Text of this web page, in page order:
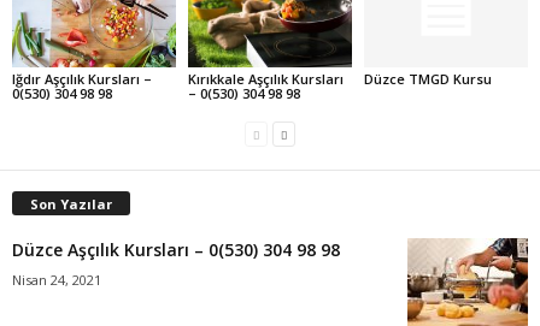
Iğdır Aşçılık Kursları –
0(530) 304 98 98
Kırıkkale Aşçılık Kursları
– 0(530) 304 98 98
Düzce TMGD Kursu
Son Yazılar
Düzce Aşçılık Kursları – 0(530) 304 98 98
Nisan 24, 2021